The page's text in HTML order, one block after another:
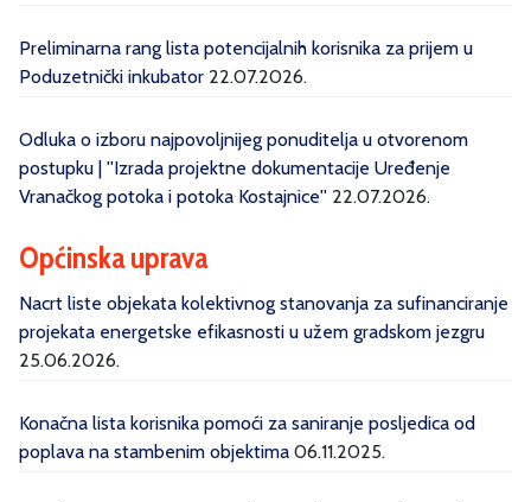
Preliminarna rang lista potencijalnih korisnika za prijem u
Poduzetnički inkubator 22.07.2026.
Odluka o izboru najpovoljnijeg ponuditelja u otvorenom
postupku | ''Izrada projektne dokumentacije Uređenje
Vranačkog potoka i potoka Kostajnice'' 22.07.2026.
Općinska uprava
Nacrt liste objekata kolektivnog stanovanja za sufinanciranje
projekata energetske efikasnosti u užem gradskom jezgru
25.06.2026.
Konačna lista korisnika pomoći za saniranje posljedica od
poplava na stambenim objektima 06.11.2025.